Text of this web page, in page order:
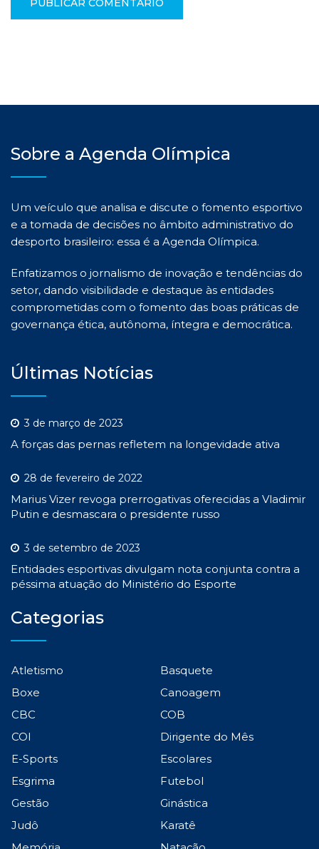
Sobre a Agenda Olímpica
Um veículo que analisa e discute o fomento esportivo
e a tomada de decisões no âmbito administrativo do
desporto brasileiro: essa é a Agenda Olímpica.
Enfatizamos o jornalismo de inovação e tendências do
setor, dando visibilidade e destaque às entidades
comprometidas com o fomento das boas práticas de
governança ética, autônoma, íntegra e democrática.
Últimas Notícias
3 de março de 2023
A forças das pernas refletem na longevidade ativa
28 de fevereiro de 2022
Marius Vizer revoga prerrogativas oferecidas a Vladimir
Putin e desmascara o presidente russo
3 de setembro de 2023
Entidades esportivas divulgam nota conjunta contra a
péssima atuação do Ministério do Esporte
Categorias
Atletismo
Basquete
Boxe
Canoagem
CBC
COB
COI
Dirigente do Mês
E-Sports
Escolares
Esgrima
Futebol
Gestão
Ginástica
Judô
Karatê